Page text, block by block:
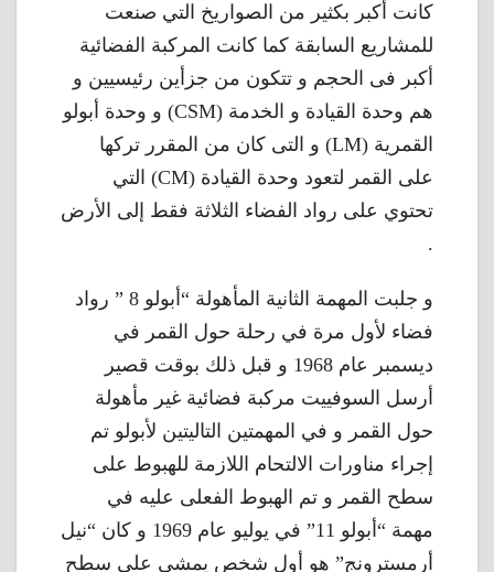
كانت أكبر بكثير من الصواريخ التي صنعت
للمشاريع السابقة كما كانت المركبة الفضائية
أكبر فى الحجم و تتكون من جزأين رئيسيين و
هم وحدة القيادة و الخدمة (CSM) و وحدة أبولو
القمرية (LM) و التى كان من المقرر تركها
على القمر لتعود وحدة القيادة (CM) التي
تحتوي على رواد الفضاء الثلاثة فقط إلى الأرض
.
و جلبت المهمة الثانية المأهولة “أبولو 8 ” رواد
فضاء لأول مرة في رحلة حول القمر في
ديسمبر عام 1968 و قبل ذلك بوقت قصير
أرسل السوفييت مركبة فضائية غير مأهولة
حول القمر و في المهمتين التاليتين لأبولو تم
إجراء مناورات الالتحام اللازمة للهبوط على
سطح القمر و تم الهبوط الفعلى عليه في
مهمة “أبولو 11” في يوليو عام 1969 و كان “نيل
أرمسترونج” هو أول شخص يمشي على سطح